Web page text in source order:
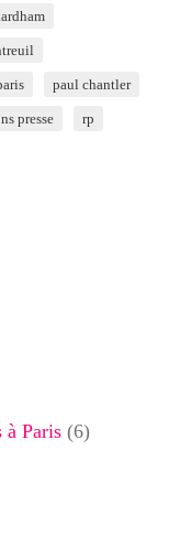
paul chantler
presse rp
à Paris (6)